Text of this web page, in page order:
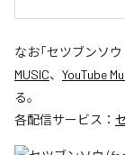
なお「セツブンソ
MUSIC、 YouTube
る。
各配信サービス：